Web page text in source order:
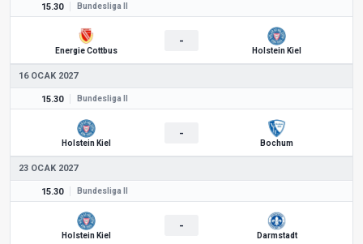
15.30 Bundesliga II
Energie Cottbus
-
Holstein Kiel
16 OCAK 2027
15.30 Bundesliga II
Holstein Kiel
-
Bochum
23 OCAK 2027
15.30 Bundesliga II
Holstein Kiel
-
Darmstadt